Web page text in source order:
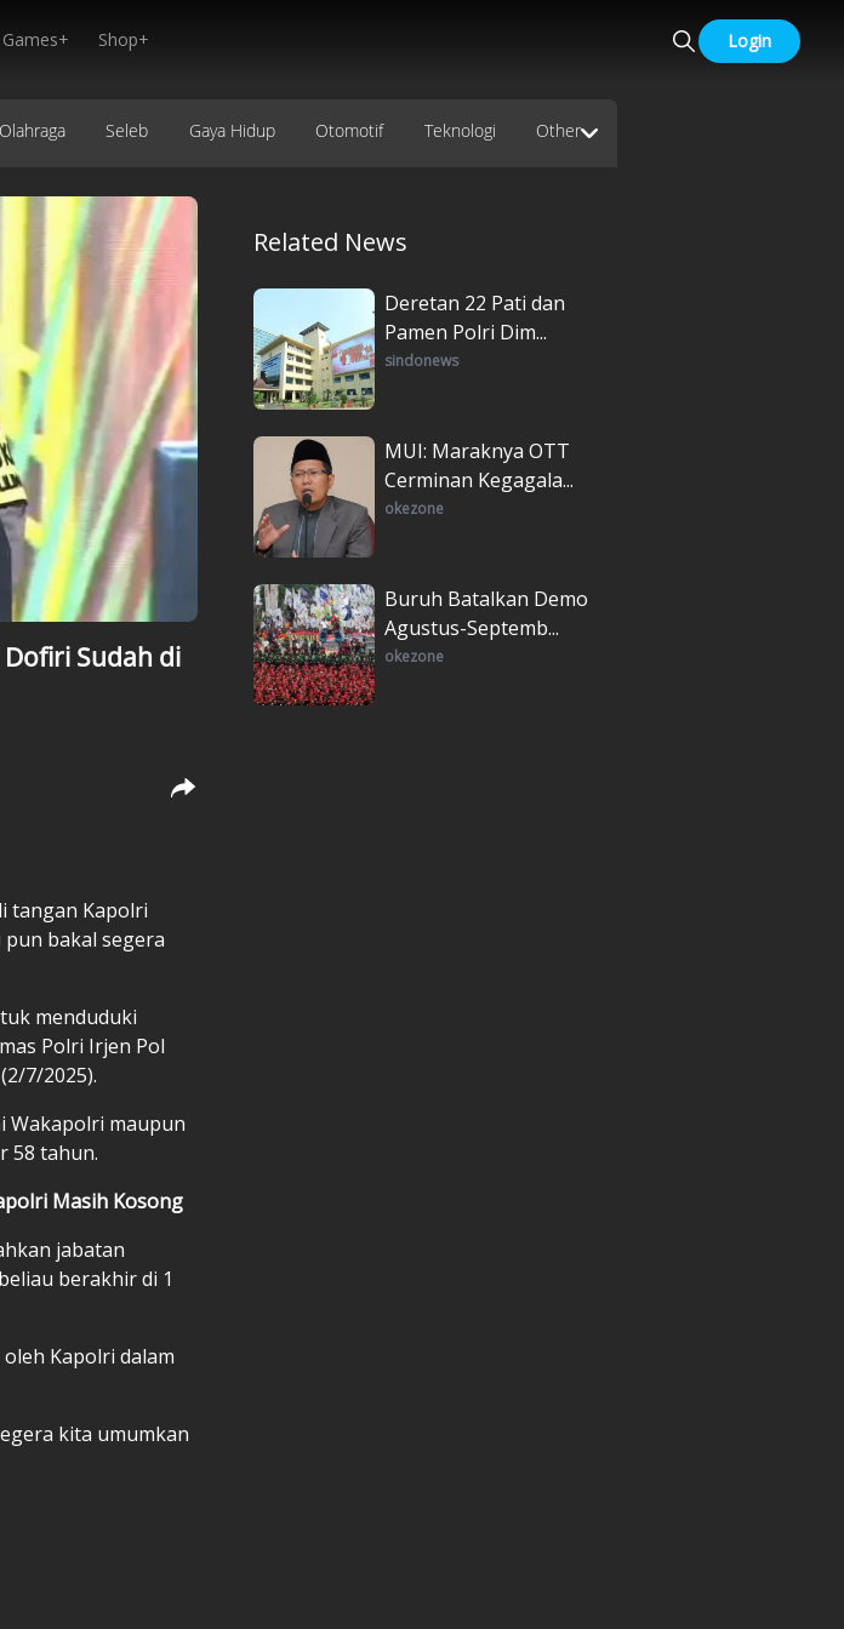
Games+ Shop+ Login
Olahraga Seleb Gaya Hidup Otomotif Teknologi Other
Sudah di
tangan Kapolri
bakal segera
menduduki
Polri Irjen Pol
7/2025).
Wakapolri maupun
58 tahun.
Masih Kosong
jabatan
berakhir di 1
Kapolri dalam
kita umumkan
Related News
Deretan 22 Pati dan
Pamen Polri Dim...
sindonews
MUI: Maraknya OTT
Cerminan Kegagala...
okezone
Buruh Batalkan Demo
Agustus-Septemb...
okezone